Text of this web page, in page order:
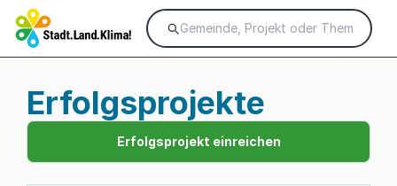
Erfolgsprojekte
Erfolgsprojekt einreichen